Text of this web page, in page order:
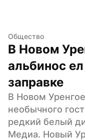
Общество
В Новом
альбинос
заправке
В Новом
необычного
редкий белый
Медиа. Новый